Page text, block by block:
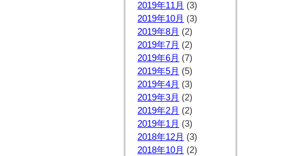
2019年11月 (3)
2019年10月 (3)
2019年8月 (2)
2019年7月 (2)
2019年6月 (7)
2019年5月 (5)
2019年4月 (3)
2019年3月 (2)
2019年2月 (2)
2019年1月 (3)
2018年12月 (3)
2018年10月 (2)